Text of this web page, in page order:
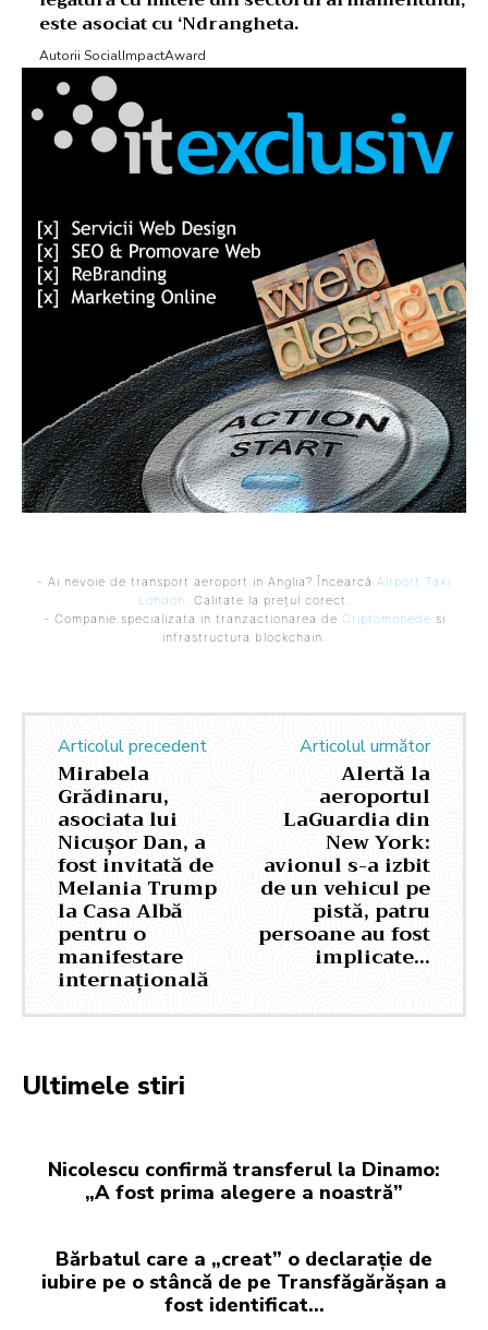
este asociat cu ‘Ndrangheta.
Autorii SocialImpactAward
- Ai nevoie de transport aeroport in Anglia? Încearcă Airport Taxi
London. Calitate la prețul corect.
- Companie specializata in tranzactionarea de Criptomonede si
infrastructura blockchain.
Articolul precedent
Mirabela
Grădinaru,
asociata lui
Nicușor Dan, a
fost invitată de
Melania Trump
la Casa Albă
pentru o
manifestare
internațională
Articolul următor
Alertă la
aeroportul
LaGuardia din
New York:
avionul s-a izbit
de un vehicul pe
pistă, patru
persoane au fost
implicate…
Ultimele stiri
Nicolescu confirmă transferul la Dinamo:
„A fost prima alegere a noastră”
Bărbatul care a „creat” o declarație de
iubire pe o stâncă de pe Transfăgărășan a
fost identificat…